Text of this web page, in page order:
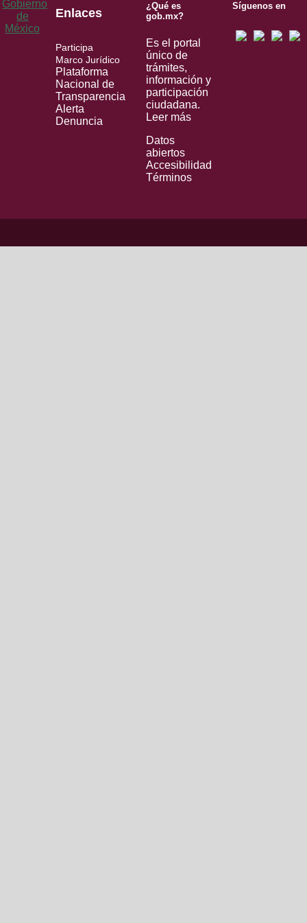
Enlaces
Participa
Marco Jurídico
Plataforma
Nacional de
Transparencia
Alerta
Denuncia
¿Qué es
gob.mx?
Es el portal
único de
trámites,
información y
participación
ciudadana.
Leer más
Datos
abiertos
Accesibilidad
Términos
Síguenos en